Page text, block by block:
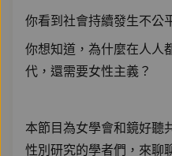
你看到社會持續發生不公
你想知道，為什麼在人人
代，還需要女性主義？
本節目為女學會和鏡好聽
性別研究的學者們，來聊